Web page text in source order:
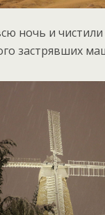
ночь и чистили
застрявших